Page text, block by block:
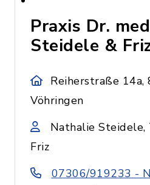
Praxis Dr.
Steidele &
Reiherstraße 14a,
Vöhringen
Nathalie Steidele,
Friz
07306/919233 -